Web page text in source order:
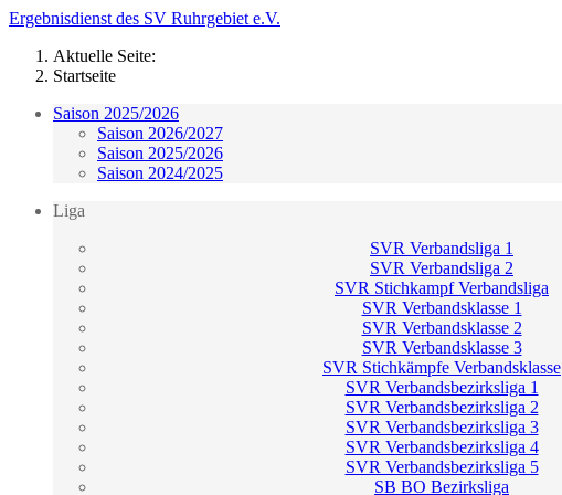
Ergebnisdienst des SV Ruhrgebiet e.V.
Aktuelle Seite:
Startseite
Saison 2025/2026
Saison 2026/2027
Saison 2025/2026
Saison 2024/2025
Liga
SVR Verbandsliga 1
SVR Verbandsliga 2
SVR Stichkampf Verbandsliga
SVR Verbandsklasse 1
SVR Verbandsklasse 2
SVR Verbandsklasse 3
SVR Stichkämpfe Verbandsklasse
SVR Verbandsbezirksliga 1
SVR Verbandsbezirksliga 2
SVR Verbandsbezirksliga 3
SVR Verbandsbezirksliga 4
SVR Verbandsbezirksliga 5
SB BO Bezirksliga